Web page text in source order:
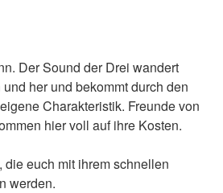
Der Sound der Drei wandert
her und bekommt durch den
Charakteristik. Freunde von
hier voll auf ihre Kosten.
euch mit ihrem schnellen
werden.